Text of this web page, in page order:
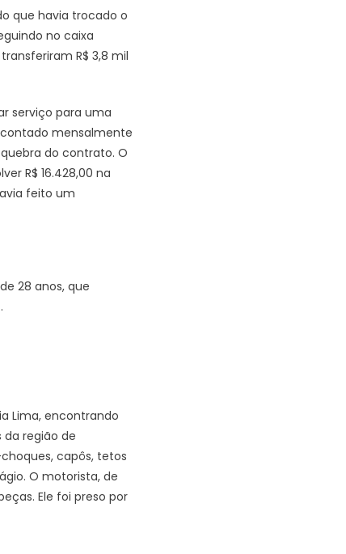
que havia trocado o
no caixa
R$ 3,8 mil
serviço para uma
mensalmente
do contrato. O
R$ 16.428,00 na
feito um
28 anos, que
Lima, encontrando
região de
capôs, tetos
O motorista, de
Ele foi preso por